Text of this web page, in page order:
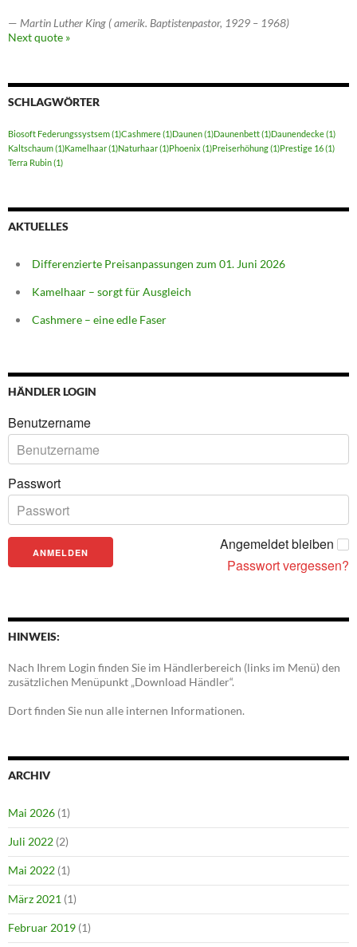
— Martin Luther King ( amerik. Baptistenpastor, 1929 – 1968)
Next quote »
SCHLAGWÖRTER
Biosoft Federungssystsem(1)Cashmere(1)Daunen(1)Daunenbett(1)Daunendecke(1)
Kaltschaum(1)Kamelhaar(1)Naturhaar(1)Phoenix (1)Preiserhöhung(1)Prestige 16(1)
Terra Rubin(1)
AKTUELLES
Differenzierte Preisanpassungen zum 01. Juni 2026
Kamelhaar – sorgt für Ausgleich
Cashmere – eine edle Faser
HÄNDLER LOGIN
Benutzername
Passwort
Angemeldet bleiben
Passwort vergessen?
HINWEIS:
Nach Ihrem Login finden Sie im Händlerbereich (links im Menü) den
zusätzlichen Menüpunkt „Download Händler“.
Dort finden Sie nun alle internen Informationen.
ARCHIV
Mai 2026 (1)
Juli 2022 (2)
Mai 2022 (1)
März 2021 (1)
Februar 2019 (1)